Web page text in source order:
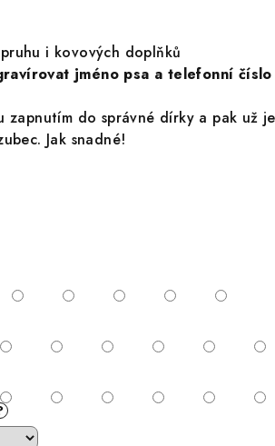
i kovových doplňků
jméno psa a telefonní číslo
zapnutím do správné dírky a pak už
Jak snadné!